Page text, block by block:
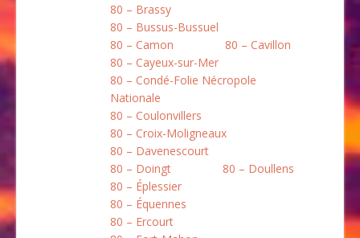
80 – Brassy
80 – Bussus-Bussuel
80 – Camon
80 – Cavillon
80 – Cayeux-sur-Mer
80 – Condé-Folie Nécropole
Nationale
80 – Coulonvillers
80 – Croix-Moligneaux
80 – Davenescourt
80 – Doingt
80 – Doullens
80 – Éplessier
80 – Équennes
80 – Ercourt